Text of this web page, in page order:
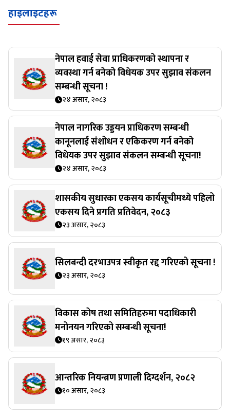
हाइलाइटहरू
नेपाल हवाई सेवा प्राधिकरणको स्थापना र
व्यवस्था गर्न बनेको विधेयक उपर सुझाव संकलन
सम्बन्धी सूचना !
२४ असार, २०८३
नेपाल नागरिक उड्डयन प्राधिकरण सम्बन्धी
कानूनलाई संशोधन र एकिकरण गर्न बनेको
विधेयक उपर सुझाव संकलन सम्बन्धी सूचना!
२४ असार, २०८३
शासकीय सुधारका एकसय कार्यसूचीमध्ये पहिलो
एकसय दिने प्रगति प्रतिवेदन, २०८३
२३ असार, २०८३
सिलबन्दी दरभाउपत्र स्वीकृत रद्द गरिएको सूचना !
२३ असार, २०८३
विकास कोष तथा समितिहरुमा पदाधिकारी
मनोनयन गरिएको सम्बन्धी सूचना!
१९ असार, २०८३
आन्तरिक नियन्त्रण प्रणाली दिग्दर्शन, २०८२
१० असार, २०८३